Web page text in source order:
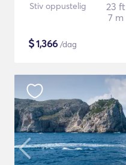
Stiv oppustelig
23 ft
7 m
$1,366 /dag